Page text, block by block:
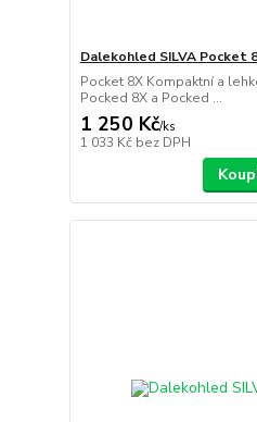
Dalekohled SILVA Pocket
Pocket 8X Kompaktní a
Pocked 8X a Pocked ...
1 250 Kč/ks
1 033 Kč bez DPH